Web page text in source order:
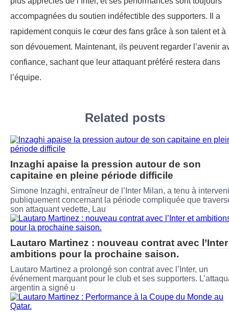
accompagnées du soutien indéfectible des supporters. Il a
rapidement conquis le cœur des fans grâce à son talent et à
son dévouement. Maintenant, ils peuvent regarder l’avenir
confiance, sachant que leur attaquant préféré restera dans
l’équipe.
Related posts
Inzaghi apaise la pression autour de son
capitaine en pleine période difficile
Simone Inzaghi, entraîneur de l’Inter Milan, a tenu à
publiquement concernant la période compliquée que
son attaquant vedette, Lau
Lautaro Martinez : nouveau contrat avec
ambitions pour la prochaine saison.
Lautaro Martinez a prolongé son contrat avec l’Inter, un
événement marquant pour le club et ses supporters.
argentin a signé u